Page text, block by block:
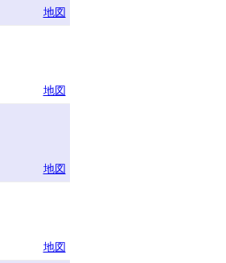
地図
地図
地図
地図